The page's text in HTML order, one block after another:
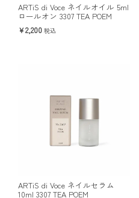
ARTiS di Voce ネイルオイル 5ml
ロールオン 3307 TEA POEM
2,200 税込
ARTiS di Voce ネイルセラム
10ml 3307 TEA POEM